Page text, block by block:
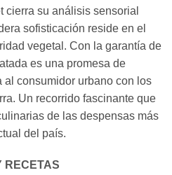
cierra su análisis sensorial
sofisticación reside en el
vegetal. Con la garantía de
es una promesa de
consumidor urbano con los
Un recorrido fascinante que
de las despensas más
del país.
RECETAS